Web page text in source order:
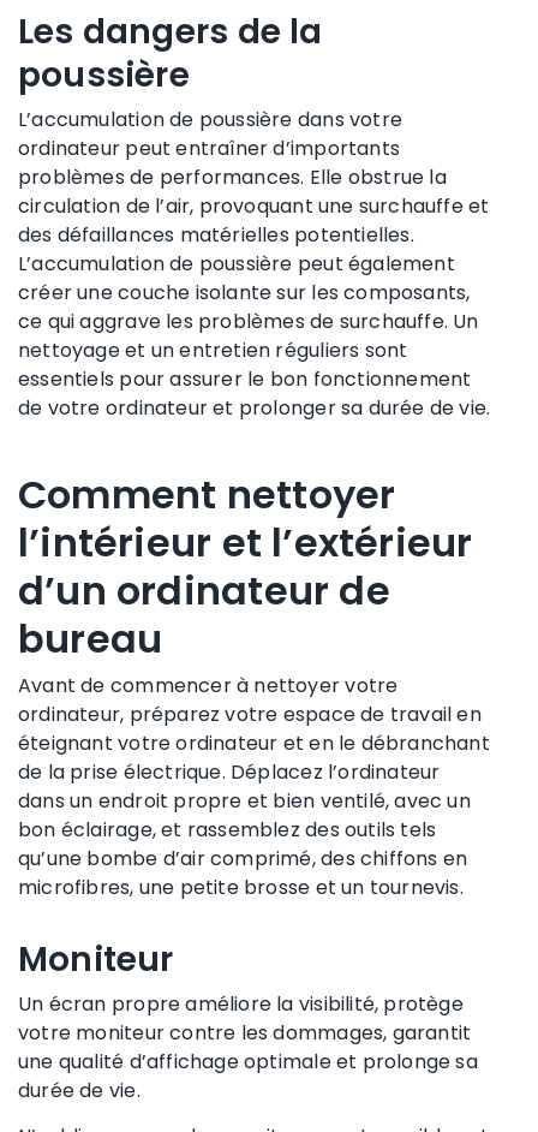
Les dangers de la
poussière
L’accumulation de poussière dans votre
ordinateur peut entraîner d’importants
problèmes de performances. Elle obstrue la
circulation de l’air, provoquant une surchauffe et
des défaillances matérielles potentielles.
L’accumulation de poussière peut également
créer une couche isolante sur les composants,
ce qui aggrave les problèmes de surchauffe. Un
nettoyage et un entretien réguliers sont
essentiels pour assurer le bon fonctionnement
de votre ordinateur et prolonger sa durée de vie.
Comment nettoyer
l’intérieur et l’extérieur
d’un ordinateur de
bureau
Avant de commencer à nettoyer votre
ordinateur, préparez votre espace de travail en
éteignant votre ordinateur et en le débranchant
de la prise électrique. Déplacez l’ordinateur
dans un endroit propre et bien ventilé, avec un
bon éclairage, et rassemblez des outils tels
qu’une bombe d’air comprimé, des chiffons en
microfibres, une petite brosse et un tournevis.
Moniteur
Un écran propre améliore la visibilité, protège
votre moniteur contre les dommages, garantit
une qualité d’affichage optimale et prolonge sa
durée de vie.